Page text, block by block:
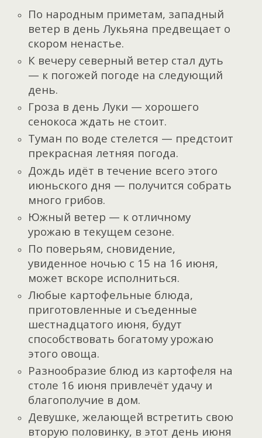
По народным приметам, западный
ветер в день Лукьяна предвещает о
скором ненастье.
К вечеру северный ветер стал дуть
— к погожей погоде на следующий
день.
Гроза в день Луки — хорошего
сенокоса ждать не стоит.
Туман по воде стелется — предстоит
прекрасная летняя погода.
Дождь идёт в течение всего этого
июньского дня — получится собрать
много грибов.
Южный ветер — к отличному
урожаю в текущем сезоне.
По поверьям, сновидение,
увиденное ночью с 15 на 16 июня,
может вскоре исполниться.
Любые картофельные блюда,
приготовленные и съеденные
шестнадцатого июня, будут
способствовать богатому урожаю
этого овоща.
Разнообразие блюд из картофеля на
столе 16 июня привлечёт удачу и
благополучие в дом.
Девушке, желающей встретить свою
вторую половинку, в этот день июня